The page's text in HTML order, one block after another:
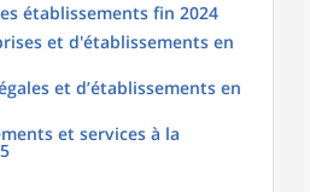
établissements fin 2024
et d'établissements en
et d’établissements en
et services à la